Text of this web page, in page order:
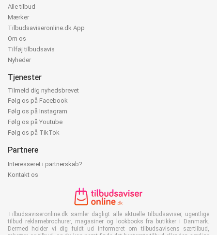
Alle tilbud
Mærker
Tilbudsaviseronline.dk App
Om os
Tilføj tilbudsavis
Nyheder
Tjenester
Tilmeld dig nyhedsbrevet
Følg os på Facebook
Følg os på Instagram
Følg os på Youtube
Følg os på TikTok
Partnere
Interesseret i partnerskab?
Kontakt os
Tilbudsaviseronline.dk samler dagligt alle aktuelle tilbudsaviser, ugentlige
tilbud reklamebrochurer, magasiner og lookbooks fra butikker i Danmark.
Dermed holder vi dig fuldt ud informeret om tilbudsavisens særtilbud,